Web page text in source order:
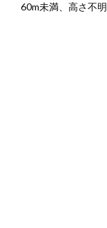
60m未満、高さ不明